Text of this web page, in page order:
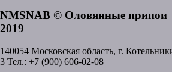
NMSNAB © Оловянные припои
2019
140054 Московская область, г.
3 Тел.: +7 (900) 606-02-08